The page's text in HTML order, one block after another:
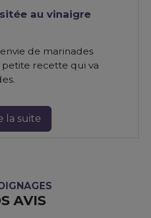
au vinaigre
envie de marinades
petite recette qui va
la suite
AVIS